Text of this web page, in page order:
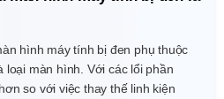
hình máy tính bị đen phụ thuộc
loại màn hình. Với các lổi phần
so với việc thay thế linh kiện